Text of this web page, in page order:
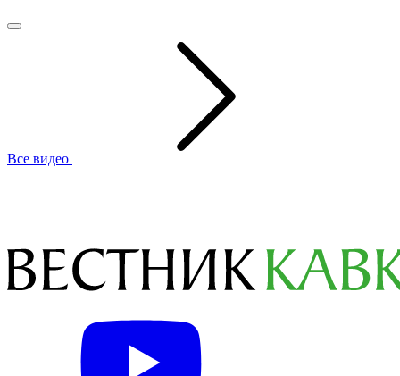
Все видео